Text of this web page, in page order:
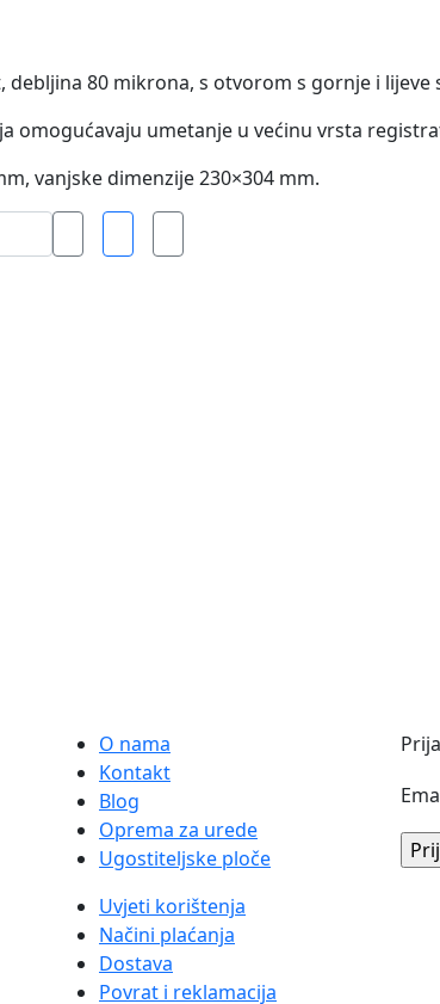
debljina 80 mikrona, s otvorom s gornje i lijeve
omogućavaju umetanje u većinu vrsta
vanjske dimenzije 230×304 mm.
O nama
Kontakt
Blog
Oprema za urede
Ugostiteljske ploče
Uvjeti korištenja
Načini plaćanja
Dostava
Povrat i reklamacija